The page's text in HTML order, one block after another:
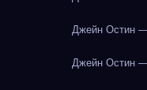
Джейн Остин —
Джейн Остин —